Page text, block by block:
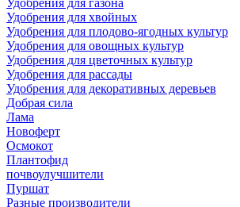
Удобрения для газона
Удобрения для хвойных
Удобрения для плодово-ягодных культур
Удобрения для овощных культур
Удобрения для цветочных культур
Удобрения для рассады
Удобрения для декоративных деревьев
Добрая сила
Лама
Новоферт
Осмокот
Плантофид
почвоулучшители
Пуршат
Разные производители